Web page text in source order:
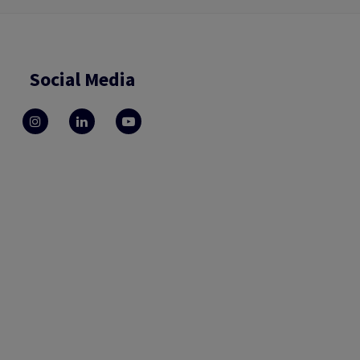
Social Media